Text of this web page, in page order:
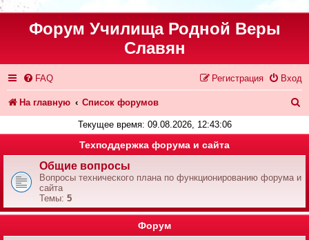
Форум Училища Родной Веры
Славян
FAQ Вход
Регистрация
На главную Список форумов
Текущее время: 09.08.2026, 12:43:06
Техподдержка форума и сайта
Общие вопросы
Вопросы технического плана по функционированию форума и
сайта
Темы: 5
Форум